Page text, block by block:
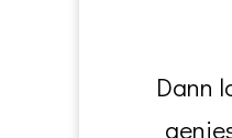
Dann